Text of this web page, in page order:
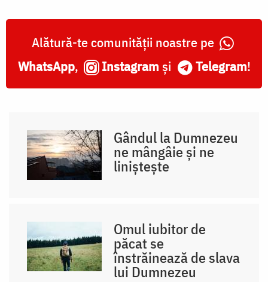
Alătură-te comunității noastre pe
WhatsApp, Instagram și Telegram!
Gândul la Dumnezeu
ne mângâie și ne
liniștește
Omul iubitor de
păcat se
înstrăinează de slava
lui Dumnezeu